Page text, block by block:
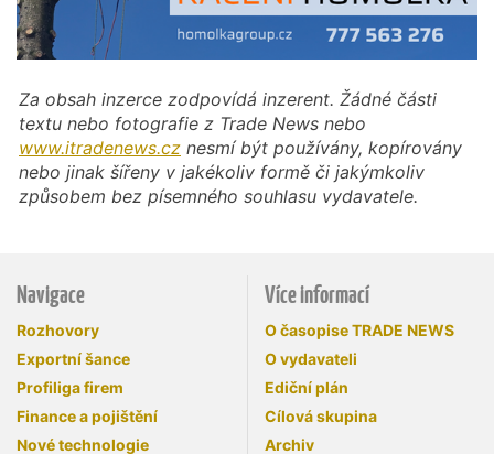
Za obsah inzerce zodpovídá inzerent. Žádné části
textu nebo fotografie z Trade News nebo
www.itradenews.cz nesmí být používány, kopírovány
nebo jinak šířeny v jakékoliv formě či jakýmkoliv
způsobem bez písemného souhlasu vydavatele.
Navigace
Rozhovory
Exportní šance
Profiliga firem
Finance a pojištění
Nové technologie
Více informací
O časopise TRADE NEWS
O vydavateli
Ediční plán
Cílová skupina
Archiv